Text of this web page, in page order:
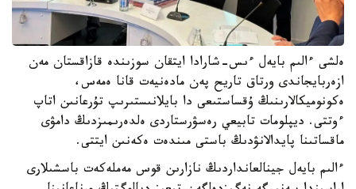
ەلشى ءالىم بايەل ءىس-شارادا ايتقان سوزىندە قازاقستان مەن
ازەربايجاندى ورتاق تاريح پەن مادەنيەت قانا ەمەس،
ەكونوميكالارىنىڭ ۇقساستىعى دا بايلانىستىرىپ تۇرعانىن اتاپ
ءوتتى. ديپلومات تابيعي رەسۋرستاردى ەلدەرىمىزدىڭ دامۋى
ماقساتىنا پايدالانۋدىڭ باستى مىندەت ەكەنىن ايتتى.
ءالىم بايەل جينالعانداردىڭ نازارىن قوس مەملەكەت باسشىلارى